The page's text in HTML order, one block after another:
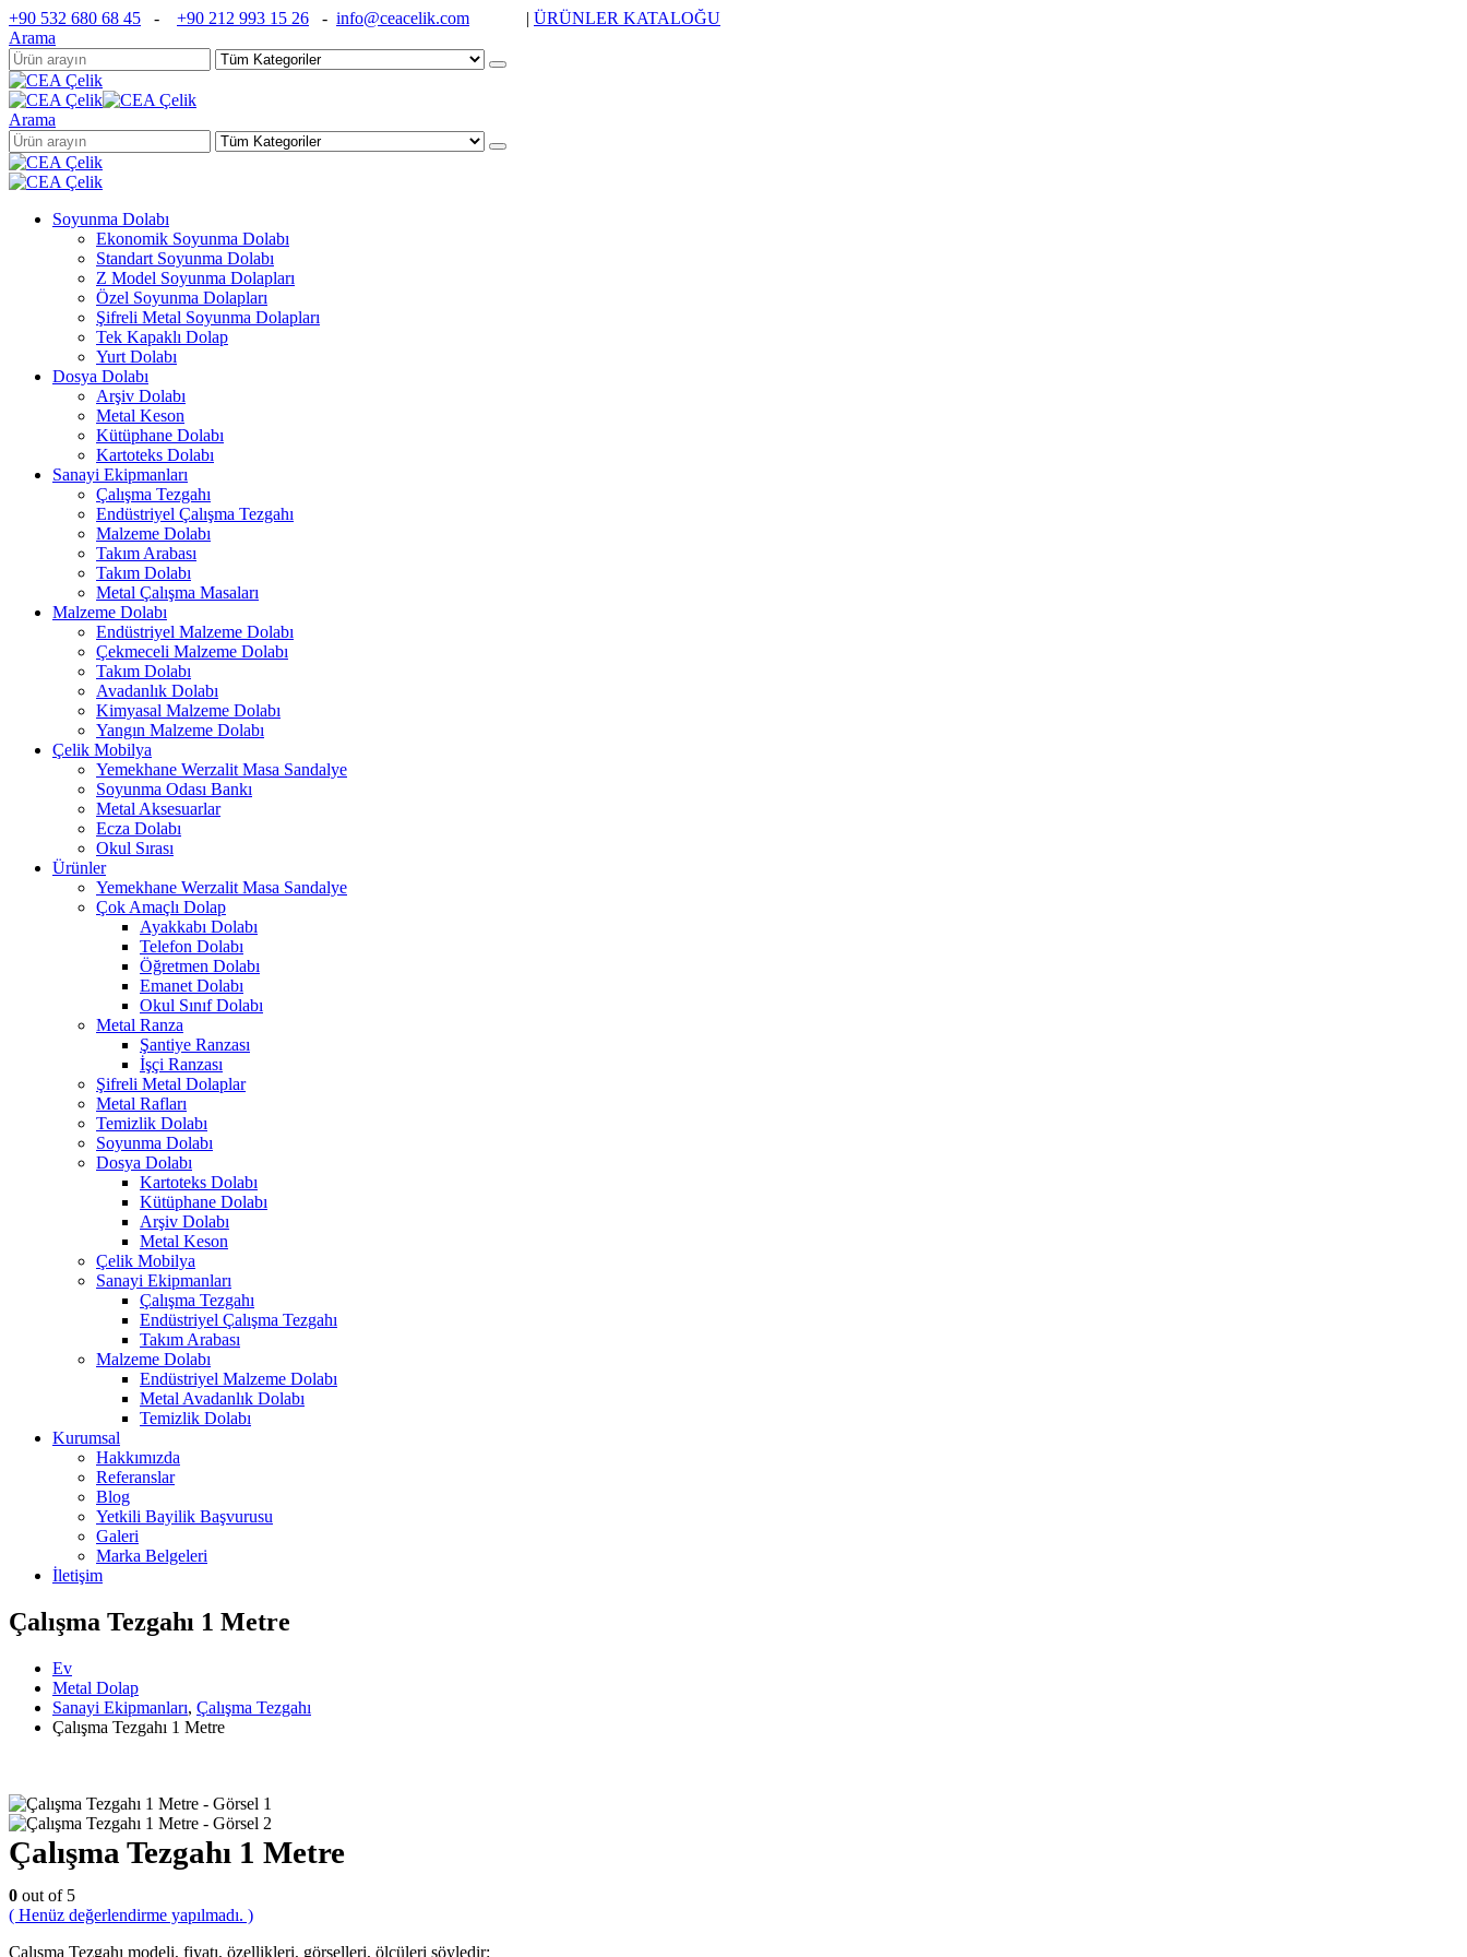
+90 532 680 68 45 - +90 212 993 15 26 - info@ceacelik.com | ÜRÜNLER KATALOĞU
Arama
Arama
Soyunma Dolabı
Ekonomik Soyunma Dolabı
Standart Soyunma Dolabı
Z Model Soyunma Dolapları
Özel Soyunma Dolapları
Şifreli Metal Soyunma Dolapları
Tek Kapaklı Dolap
Yurt Dolabı
Dosya Dolabı
Arşiv Dolabı
Metal Keson
Kütüphane Dolabı
Kartoteks Dolabı
Sanayi Ekipmanları
Çalışma Tezgahı
Endüstriyel Çalışma Tezgahı
Malzeme Dolabı
Takım Arabası
Takım Dolabı
Metal Çalışma Masaları
Malzeme Dolabı
Endüstriyel Malzeme Dolabı
Çekmeceli Malzeme Dolabı
Takım Dolabı
Avadanlık Dolabı
Kimyasal Malzeme Dolabı
Yangın Malzeme Dolabı
Çelik Mobilya
Yemekhane Werzalit Masa Sandalye
Soyunma Odası Bankı
Metal Aksesuarlar
Ecza Dolabı
Okul Sırası
Ürünler
Yemekhane Werzalit Masa Sandalye
Çok Amaçlı Dolap
Ayakkabı Dolabı
Telefon Dolabı
Öğretmen Dolabı
Emanet Dolabı
Okul Sınıf Dolabı
Metal Ranza
Şantiye Ranzası
İşçi Ranzası
Şifreli Metal Dolaplar
Metal Rafları
Temizlik Dolabı
Soyunma Dolabı
Dosya Dolabı
Kartoteks Dolabı
Kütüphane Dolabı
Arşiv Dolabı
Metal Keson
Çelik Mobilya
Sanayi Ekipmanları
Çalışma Tezgahı
Endüstriyel Çalışma Tezgahı
Takım Arabası
Malzeme Dolabı
Endüstriyel Malzeme Dolabı
Metal Avadanlık Dolabı
Temizlik Dolabı
Kurumsal
Hakkımızda
Referanslar
Blog
Yetkili Bayilik Başvurusu
Galeri
Marka Belgeleri
İletişim
Çalışma Tezgahı 1 Metre
Ev
Metal Dolap
Sanayi Ekipmanları, Çalışma Tezgahı
Çalışma Tezgahı 1 Metre
Çalışma Tezgahı 1 Metre
0 out of 5
( Henüz değerlendirme yapılmadı. )
Çalışma Tezgahı modeli, fiyatı, özellikleri, görselleri, ölçüleri şöyledir: